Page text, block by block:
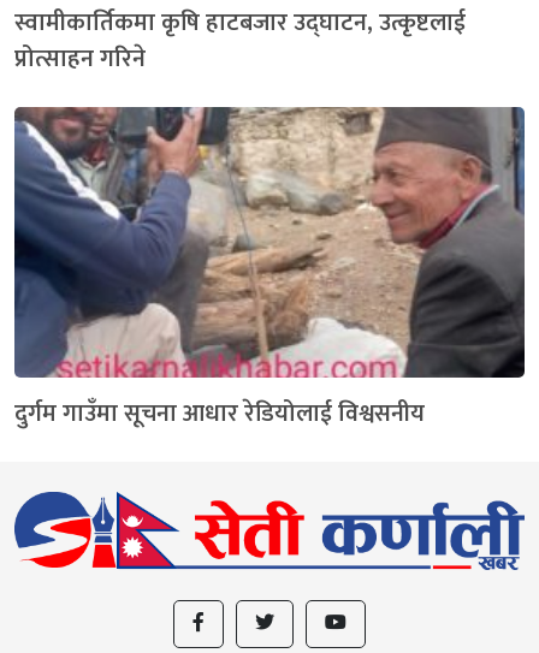
स्वामीकार्तिकमा कृषि हाटबजार उद्घाटन, उत्कृष्टलाई
प्रोत्साहन गरिने
दुर्गम गाउँमा सूचना आधार रेडियोलाई विश्वसनीय